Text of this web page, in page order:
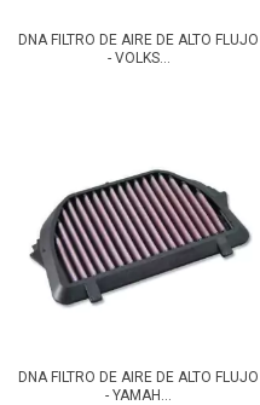
DNA FILTRO DE AIRE DE ALTO FLUJO
- VOLKS...
DNA FILTRO DE AIRE DE ALTO FLUJO
- YAMAH...